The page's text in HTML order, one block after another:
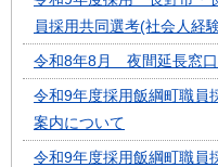
員採用共同選考(社会人経
令和8年8月 夜間延長窓
令和9年度採用飯綱町職員
案内について
令和9年度採用飯綱町職員